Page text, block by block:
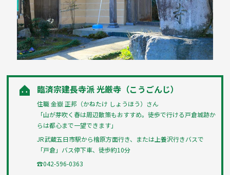
臨済宗建長寺派 光厳寺（こうごんじ）
住職 金嶽 正邦（かねたけ しょうほう）さん
「山が芽吹く春は周辺散策もおすすめ。徒歩で行ける戸倉城跡か
らは都心まで一望できます」
JR武蔵五日市駅から檜原方面行き、または上養沢行きバスで
「戸倉」バス停下車、徒歩約10分
☎042-596-0363